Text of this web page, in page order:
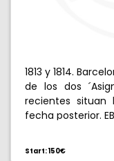
1813 y 1814.
de los dos
recientes situan
fecha posterior.
Start: 150€